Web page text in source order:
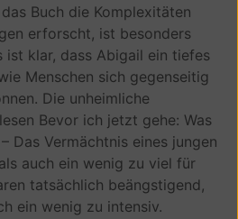
Buch die Komplexitäten
erforscht, ist besonders
ist klar, dass Abigail ein tiefes
Menschen sich gegenseitig
Die unheimliche
Bevor ich jetzt gehe: Was
Das Vermächtnis eines jungen
auch ein wenig zu viel für
tatsächlich beängstigend,
ein wenig zu intensiv.